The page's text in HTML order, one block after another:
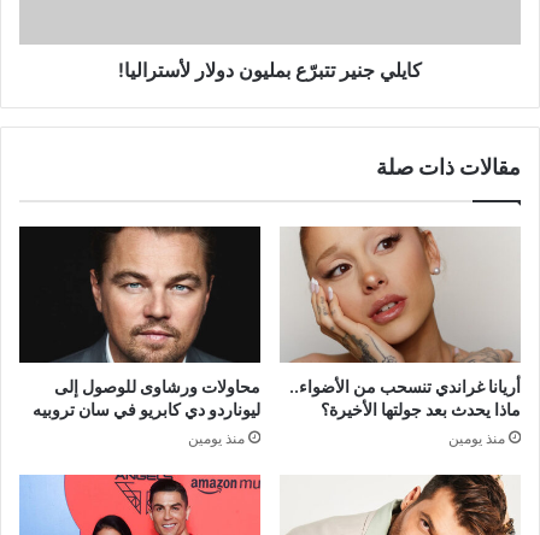
كايلي جنير تتبرّع بمليون دولار لأستراليا!
مقالات ذات صلة
أريانا غراندي تنسحب من الأضواء..
ماذا يحدث بعد جولتها الأخيرة؟
منذ يومين
محاولات ورشاوى للوصول إلى
ليوناردو دي كابريو في سان تروبيه
منذ يومين